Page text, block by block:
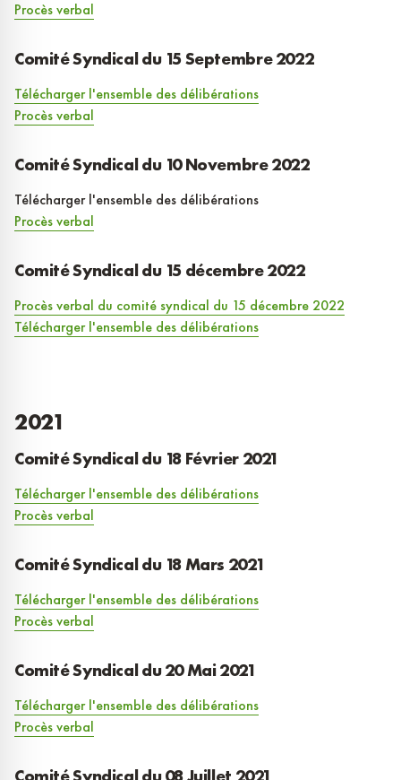
Procès verbal
Comité Syndical du 15 Septembre 2022
Télécharger l'ensemble des délibérations
Procès verbal
Comité Syndical du 10 Novembre 2022
Télécharger l'ensemble des délibérations
Procès verbal
Comité Syndical du 15 décembre 2022
Procès verbal du comité syndical du 15 décembre 2022
Télécharger l'ensemble des délibérations
2021
Comité Syndical du 18 Février 2021
Télécharger l'ensemble des délibérations
Procès verbal
Comité Syndical du 18 Mars 2021
Télécharger l'ensemble des délibérations
Procès verbal
Comité Syndical du 20 Mai 2021
Télécharger l'ensemble des délibérations
Procès verbal